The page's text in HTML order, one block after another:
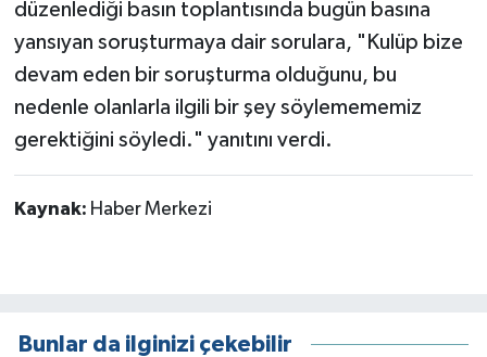
düzenlediği basın toplantısında bugün basına
yansıyan soruşturmaya dair sorulara, "Kulüp bize
devam eden bir soruşturma olduğunu, bu
nedenle olanlarla ilgili bir şey söylemememiz
gerektiğini söyledi." yanıtını verdi.
Kaynak: Haber Merkezi
Bunlar da ilginizi çekebilir